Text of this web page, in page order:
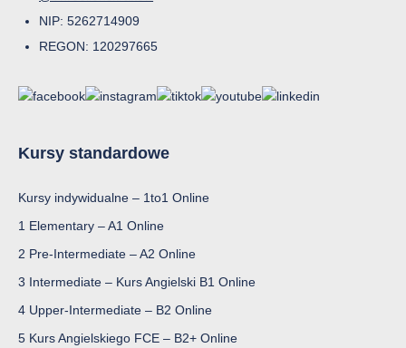
NIP: 5262714909
REGON: 120297665
Kursy standardowe
Kursy indywidualne – 1to1 Online
1 Elementary – A1 Online
2 Pre-Intermediate – A2 Online
3 Intermediate – Kurs Angielski B1 Online
4 Upper-Intermediate – B2 Online
5 Kurs Angielskiego FCE – B2+ Online